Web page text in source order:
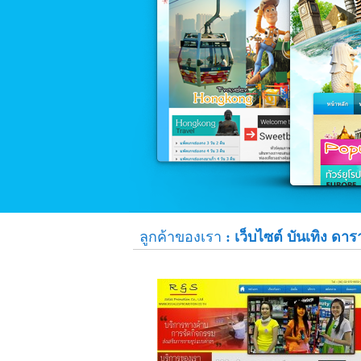
ลูกค้าของเรา : เว็บไซต์ บันเทิง ดาร